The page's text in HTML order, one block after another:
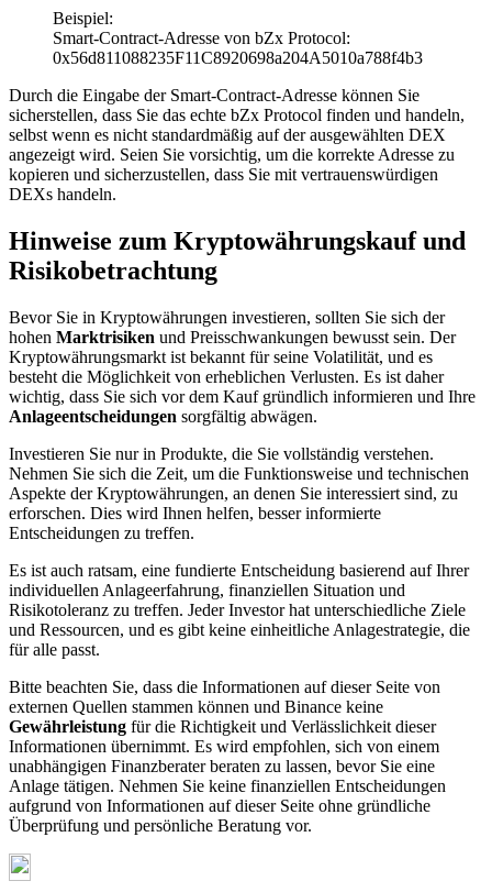
Beispiel:
Smart-Contract-Adresse von bZx Protocol:
0x56d811088235F11C8920698a204A5010a788f4b3
Durch die Eingabe der Smart-Contract-Adresse können Sie
sicherstellen, dass Sie das echte bZx Protocol finden und handeln,
selbst wenn es nicht standardmäßig auf der ausgewählten DEX
angezeigt wird. Seien Sie vorsichtig, um die korrekte Adresse zu
kopieren und sicherzustellen, dass Sie mit vertrauenswürdigen
DEXs handeln.
Hinweise zum Kryptowährungskauf und
Risikobetrachtung
Bevor Sie in Kryptowährungen investieren, sollten Sie sich der
hohen Marktrisiken und Preisschwankungen bewusst sein. Der
Kryptowährungsmarkt ist bekannt für seine Volatilität, und es
besteht die Möglichkeit von erheblichen Verlusten. Es ist daher
wichtig, dass Sie sich vor dem Kauf gründlich informieren und Ihre
Anlageentscheidungen sorgfältig abwägen.
Investieren Sie nur in Produkte, die Sie vollständig verstehen.
Nehmen Sie sich die Zeit, um die Funktionsweise und technischen
Aspekte der Kryptowährungen, an denen Sie interessiert sind, zu
erforschen. Dies wird Ihnen helfen, besser informierte
Entscheidungen zu treffen.
Es ist auch ratsam, eine fundierte Entscheidung basierend auf Ihrer
individuellen Anlageerfahrung, finanziellen Situation und
Risikotoleranz zu treffen. Jeder Investor hat unterschiedliche Ziele
und Ressourcen, und es gibt keine einheitliche Anlagestrategie, die
für alle passt.
Bitte beachten Sie, dass die Informationen auf dieser Seite von
externen Quellen stammen können und Binance keine
Gewährleistung für die Richtigkeit und Verlässlichkeit dieser
Informationen übernimmt. Es wird empfohlen, sich von einem
unabhängigen Finanzberater beraten zu lassen, bevor Sie eine
Anlage tätigen. Nehmen Sie keine finanziellen Entscheidungen
aufgrund von Informationen auf dieser Seite ohne gründliche
Überprüfung und persönliche Beratung vor.